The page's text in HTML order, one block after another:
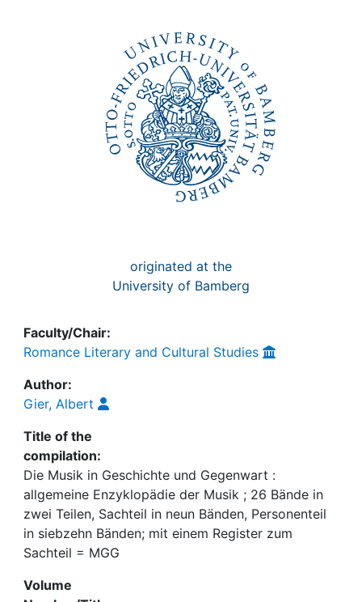
originated at the
University of Bamberg
Faculty/Chair:
Romance Literary and Cultural Studies
Author:
Gier, Albert
Title of the
compilation:
Die Musik in Geschichte und Gegenwart :
allgemeine Enzyklopädie der Musik ; 26 Bände in
zwei Teilen, Sachteil in neun Bänden, Personenteil
in siebzehn Bänden; mit einem Register zum
Sachteil = MGG
Volume